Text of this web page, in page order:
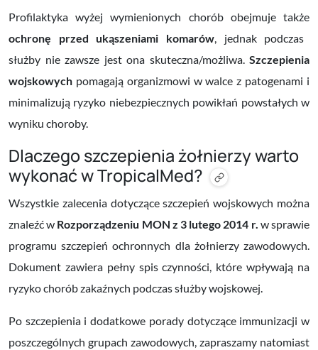
Profilaktyka wyżej wymienionych chorób obejmuje także
ochronę przed ukąszeniami komarów, jednak podczas
służby nie zawsze jest ona skuteczna/możliwa. Szczepienia
wojskowych pomagają organizmowi w walce z patogenami i
minimalizują ryzyko niebezpiecznych powikłań powstałych w
wyniku choroby.
Dlaczego szczepienia żołnierzy warto
wykonać w TropicalMed?
Wszystkie zalecenia dotyczące szczepień wojskowych można
znaleźć w Rozporządzeniu MON z 3 lutego 2014 r. w sprawie
programu szczepień ochronnych dla żołnierzy zawodowych.
Dokument zawiera pełny spis czynności, które wpływają na
ryzyko chorób zakaźnych podczas służby wojskowej.
Po szczepienia i dodatkowe porady dotyczące immunizacji w
poszczególnych grupach zawodowych, zapraszamy natomiast